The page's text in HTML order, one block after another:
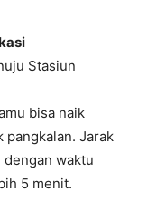
Stasiun
bisa naik
Jarak
waktu
5 menit.